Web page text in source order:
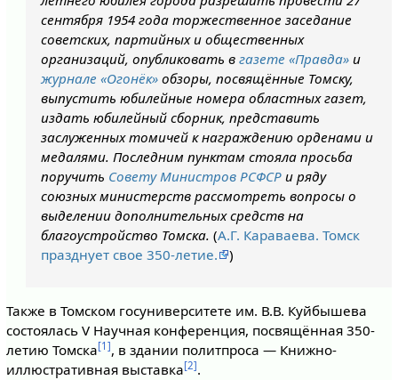
сентября 1954 года торжественное заседание
советских, партийных и общественных
организаций, опубликовать в газете «Правда»и
журнале «Огонёк»обзоры, посвящённые Томску,
выпустить юбилейные номера областных газет,
издать юбилейный сборник, представить
заслуженных томичей к награждению орденами и
медалями. Последним пунктам стояла просьба
поручить Совету Министров РСФСРи ряду
союзных министерств рассмотреть вопросы о
выделении дополнительных средств на
благоустройство Томска. (А.Г. Караваева. Томск
празднует свое 350-летие.
)
Также в Томском госуниверситете им. В.В. Куйбышева
состоялась V Научная конференция, посвящённая 350-
летию Томска[1], в здании политпроса — Книжно-
иллюстративная выставка[2].